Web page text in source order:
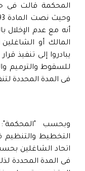
المحكمة قالت فى
أنه مع عدم الإخلال
المالك أو
يبادروا إلى تنفيذ
للسقوط والترميم
فى المدة المحددة
وبحسب "المحكمة":
التخطيط والتنظيم
اتحاد الشاغلين
فى المدة المحددة